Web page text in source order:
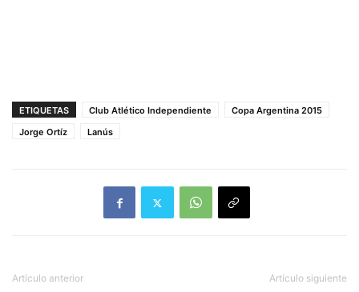
ETIQUETAS Club Atlético Independiente
Copa Argentina 2015
Jorge Ortíz
Lanús
Artículo anterior Artículo siguiente